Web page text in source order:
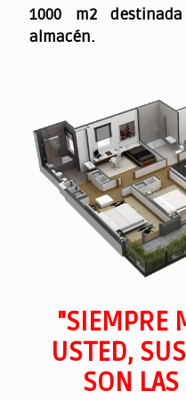
1000 m2
almacén.
"SIEMPRE
USTED,
SON